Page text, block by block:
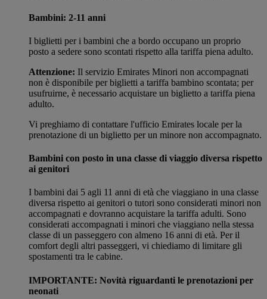
Bambini: 2-11 anni
I biglietti per i bambini che a bordo occupano un proprio
posto a sedere sono scontati rispetto alla tariffa piena adulto.
Attenzione: Il servizio Emirates Minori non accompagnati
non è disponibile per biglietti a tariffa bambino scontata; per
usufruirne, è necessario acquistare un biglietto a tariffa piena
adulto.
Vi preghiamo di contattare l'ufficio Emirates locale per la
prenotazione di un biglietto per un minore non accompagnato.
Bambini con posto in una classe di viaggio diversa rispetto
ai genitori
I bambini dai 5 agli 11 anni di età che viaggiano in una classe
diversa rispetto ai genitori o tutori sono considerati minori non
accompagnati e dovranno acquistare la tariffa adulti. Sono
considerati accompagnati i minori che viaggiano nella stessa
classe di un passeggero con almeno 16 anni di età. Per il
comfort degli altri passeggeri, vi chiediamo di limitare gli
spostamenti tra le cabine.
IMPORTANTE: Novità riguardanti le prenotazioni per
neonati